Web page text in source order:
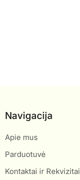
Navigacija
Apie mus
Parduotuvė
Kontaktai ir Rekvizitai